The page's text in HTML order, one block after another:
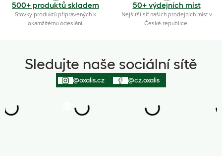
500+ produktů skladem
Stovky produktů připravených k
okamžitému odeslání.
50+ výdejních míst
Nejširší síť našich prodejních míst v
České republice.
Sledujte naše sociální sítě
@oxalis.cz @cz.oxalis